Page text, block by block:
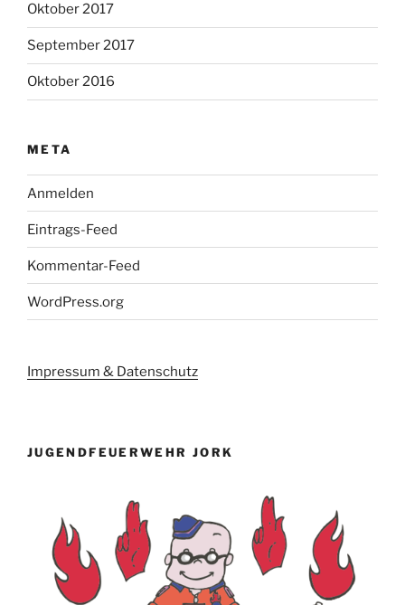
Oktober 2017
September 2017
Oktober 2016
META
Anmelden
Eintrags-Feed
Kommentar-Feed
WordPress.org
Impressum & Datenschutz
JUGENDFEUERWEHR JORK